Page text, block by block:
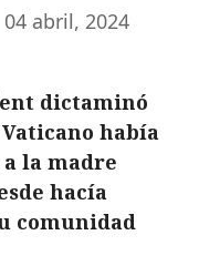
04 abril, 2024
dictaminó
había
la madre
hacía
comunidad